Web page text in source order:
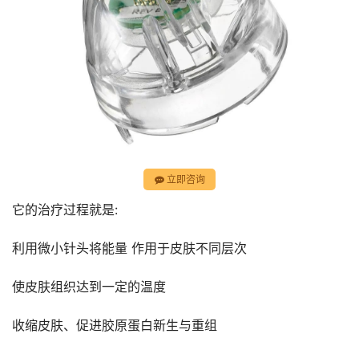
立即咨询
它的治疗过程就是:
利用微小针头将能量 作用于皮肤不同层次
使皮肤组织达到一定的温度
收缩皮肤、促进胶原蛋白新生与重组